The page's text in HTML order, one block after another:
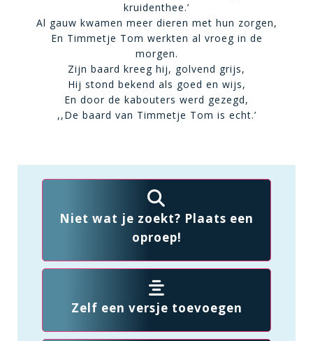
kruidenthee.’
Al gauw kwamen meer dieren met hun zorgen,
En Timmetje Tom werkten al vroeg in de
morgen.
Zijn baard kreeg hij, golvend grijs,
Hij stond bekend als goed en wijs,
En door de kabouters werd gezegd,
,,De baard van Timmetje Tom is echt.’
Niet wat je zoekt? Plaats een
oproep!
Zelf een versje toevoegen